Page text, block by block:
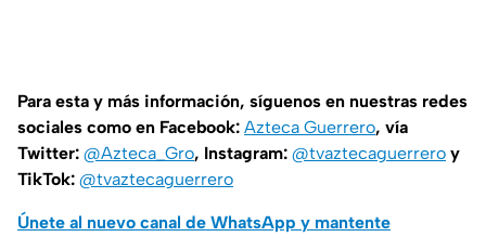
Para esta y más información, síguenos en nuestras redes
sociales como en Facebook: Azteca Guerrero, vía
Twitter: @Azteca_Gro, Instagram: @tvaztecaguerrero y
TikTok: @tvaztecaguerrero
Únete al nuevo canal de WhatsApp y mantente